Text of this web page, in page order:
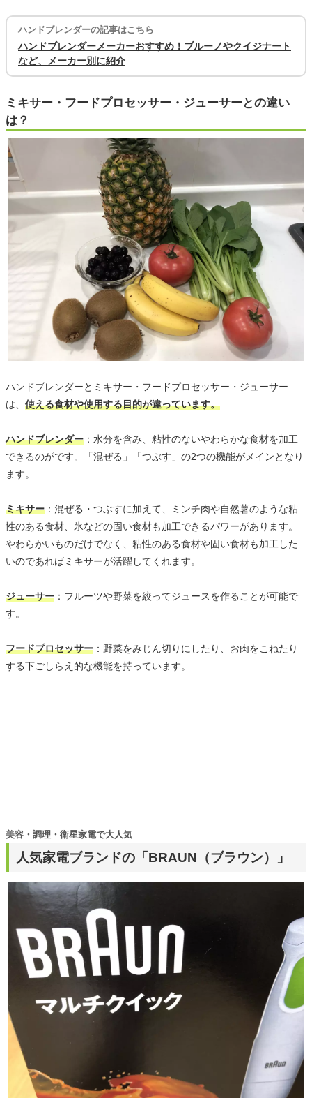
ハンドブレンダーの記事はこちら
ハンドブレンダーメーカーおすすめ！ブルーノやクイジナート
など、メーカー別に紹介
ミキサー・フードプロセッサー・ジューサーとの違い
は？
ハンドブレンダーとミキサー・フードプロセッサー・ジューサー
は、 使える食材や使用する目的が違っています。
ハンドブレンダー ：水分を含み、粘性のないやわらかな食材を加工
できるのがです。「混ぜる」「つぶす」の2つの機能がメインとなり
ます。
ミキサー ：混ぜる・つぶすに加えて、ミンチ肉や自然薯のような粘
性のある食材、氷などの固い食材も加工できるパワーがあります。
やわらかいものだけでなく、粘性のある食材や固い食材も加工した
いのであればミキサーが活躍してくれます。
ジューサー ：フルーツや野菜を絞ってジュースを作ることが可能で
す。
フードプロセッサー ：野菜をみじん切りにしたり、お肉をこねたり
する下ごしらえ的な機能を持っています。
人気家電ブランドの「BRAUN（ブラウン）」
美容・調理・衛星家電で大人気